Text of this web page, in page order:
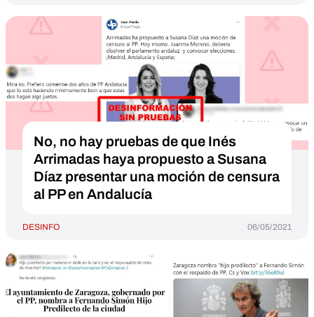
No, no hay pruebas de que Inés
Arrimadas haya propuesto a Susana
Díaz presentar una moción de censura
al PP en Andalucía
DESINFO 06/05/2021